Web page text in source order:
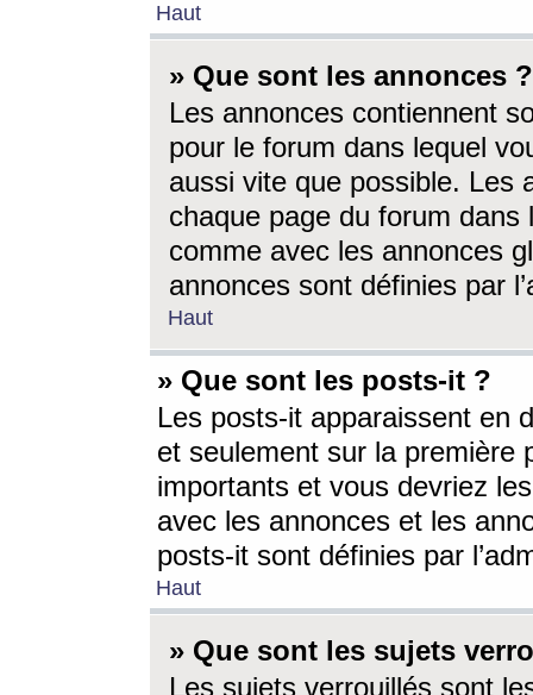
Haut
» Que sont les annonces ?
Les annonces contiennent
pour le forum dans lequel
aussi vite que possible. Les
chaque page du forum dans
comme avec les annonces
annonces sont définies par
Haut
» Que sont les posts-it ?
Les posts-it apparaissent en
et seulement sur la première
importants et vous devriez
avec les annonces et les
posts-it sont définies par
Haut
» Que sont les sujets
Les sujets verrouillés sont